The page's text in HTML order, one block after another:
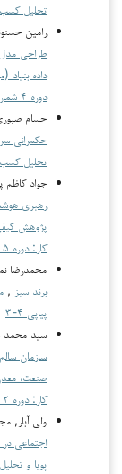
تحلیل کسب و کار:
رامین
طراحی مدل
داده بنیاد
دوره ۴ شماره ۱ (۱۴۰۴): پیاپی ۴-۱
حسام
حکمرانی
تحلیل کسب و کار: دوره
جواد کاظم
رهبری
پژوهش کیفی
کار: دوره ۵ شماره ۱ (۱۴۰۵): بهار ۱۴۰۵
محمدرضا
برند سبز ,
پیاپی ۴-۳
سید محمد
سازمان
صنعت،
کار: دوره ۲ شماره ۲ (۱۴۰۲): پیاپی ۲-۲
ولی آبار,
اجتماعی در
پویا و تحلیل کسب و